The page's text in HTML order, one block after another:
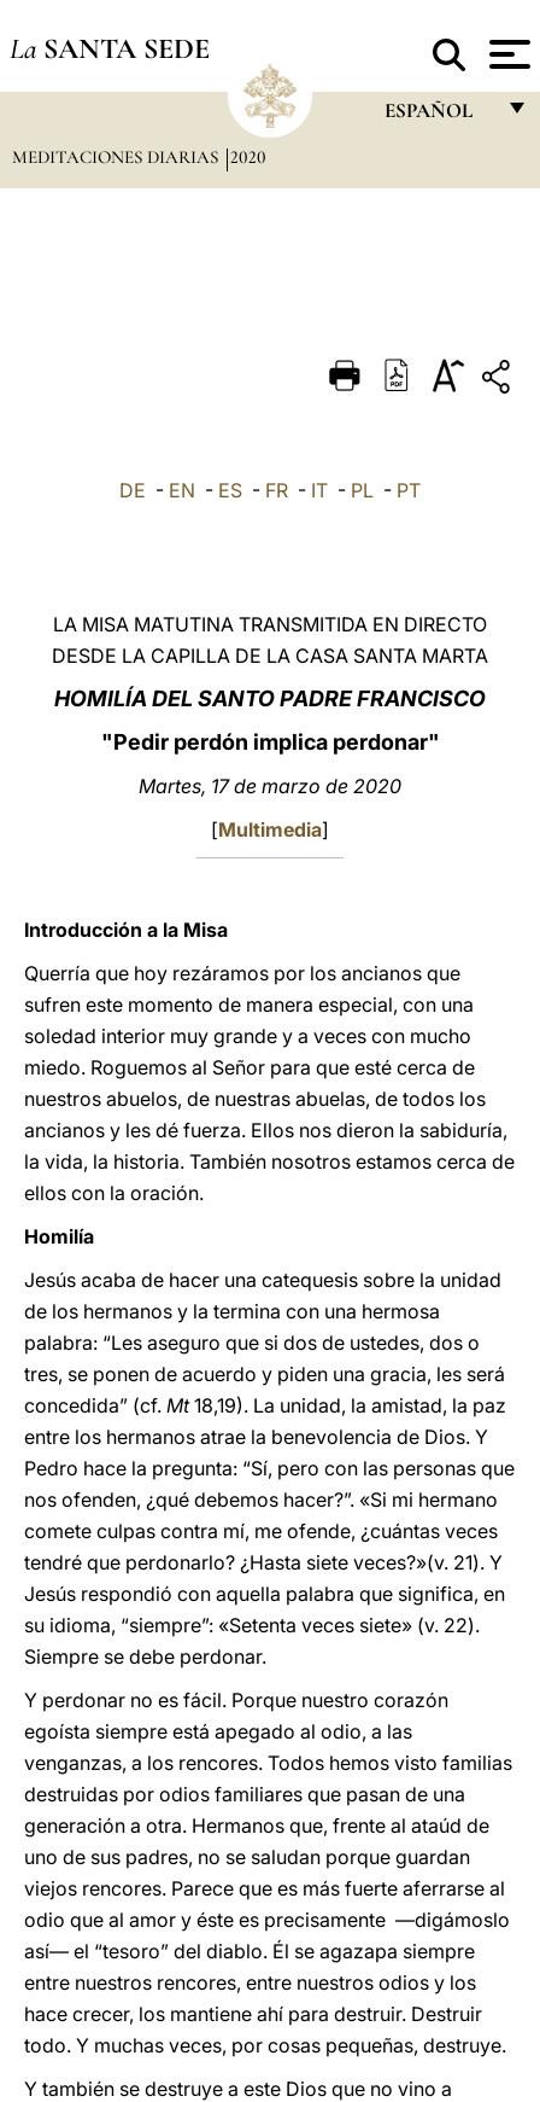
La SANTA SEDE
ESPAÑOL
DEUTSCH
العربيّة
MEDITACIONES DIARIAS 2020
DE - EN - ES - FR - IT - PL - PT
LA MISA MATUTINA TRANSMITIDA EN DIRECTO
DESDE LA CAPILLA DE LA CASA SANTA MARTA
HOMILÍA DEL SANTO PADRE FRANCISCO
"Pedir perdón implica perdonar"
Martes, 17 de marzo de 2020
[Multimedia]
Introducción a la Misa
Querría que hoy rezáramos por los ancianos que
sufren este momento de manera especial, con una
soledad interior muy grande y a veces con mucho
miedo. Roguemos al Señor para que esté cerca de
nuestros abuelos, de nuestras abuelas, de todos los
ancianos y les dé fuerza. Ellos nos dieron la sabiduría,
la vida, la historia. También nosotros estamos cerca de
ellos con la oración.
Homilía
Jesús acaba de hacer una catequesis sobre la unidad
de los hermanos y la termina con una hermosa
palabra: “Les aseguro que si dos de ustedes, dos o
tres, se ponen de acuerdo y piden una gracia, les será
concedida” (cf. Mt18,19). La unidad, la amistad, la paz
entre los hermanos atrae la benevolencia de Dios. Y
Pedro hace la pregunta: “Sí, pero con las personas que
nos ofenden, ¿qué debemos hacer?”. «Si mi hermano
comete culpas contra mí, me ofende, ¿cuántas veces
tendré que perdonarlo? ¿Hasta siete veces?»(v. 21). Y
Jesús respondió con aquella palabra que significa, en
su idioma, “siempre”: «Setenta veces siete» (v. 22).
Siempre se debe perdonar.
Y perdonar no es fácil. Porque nuestro corazón
egoísta siempre está apegado al odio, a las
venganzas, a los rencores. Todos hemos visto familias
destruidas por odios familiares que pasan de una
generación a otra. Hermanos que, frente al ataúd de
uno de sus padres, no se saludan porque guardan
viejos rencores. Parece que es más fuerte aferrarse al
odio que al amor y éste es precisamente —digámoslo
así— el “tesoro” del diablo. Él se agazapa siempre
entre nuestros rencores, entre nuestros odios y los
hace crecer, los mantiene ahí para destruir. Destruir
todo. Y muchas veces, por cosas pequeñas, destruye.
Y también se destruye a este Dios que no vino a